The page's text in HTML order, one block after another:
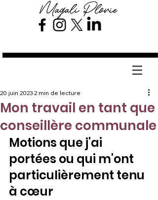
Mon travail en tant que
conseillère communale
20 juin 2023 2 min de lecture
Motions que j'ai
portées ou qui m'ont
particulièrement tenu
à cœur